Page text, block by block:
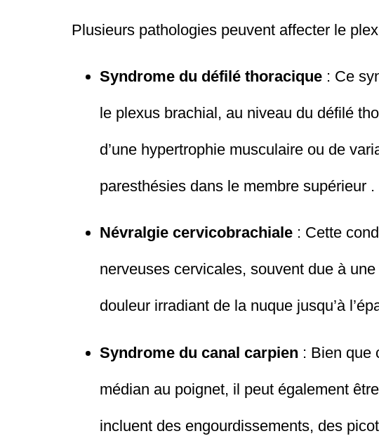
Plusieurs pathologies peuvent affecter le
Syndrome du défilé thoracique : Ce
le plexus brachial, au niveau du défilé
d’une hypertrophie musculaire ou de
paresthésies dans le membre supérieur .
Névralgie cervicobrachiale : Cette
nerveuses cervicales, souvent due à
douleur irradiant de la nuque jusqu’à
Syndrome du canal carpien : Bien que
médian au poignet, il peut également
incluent des engourdissements, des